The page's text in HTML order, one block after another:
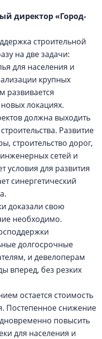
директор «Город-
строительной
на две задачи:
для населения и
крупных
развивается
локациях.
должна выходить
Развитие
строительство дорог,
сетей и
условия для развития
синергетический
доказали свою
необходимо.
долгосрочные
и девелоперам
вперед, без резких
остается стоимость
Постепенное снижение
повысить
для населения и